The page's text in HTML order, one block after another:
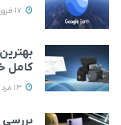
کامل